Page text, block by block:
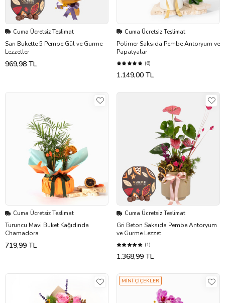
Cuma Ücretsiz Teslimat
Sarı Bukette 5 Pembe Gül ve Gurme
Lezzetler
969,98 TL
Cuma Ücretsiz Teslimat
Polimer Saksıda Pembe Antoryum ve
Papatyalar
(6)
1.149,00 TL
Cuma Ücretsiz Teslimat
Turuncu Mavi Buket Kağıdında
Chamadora
719,99 TL
Cuma Ücretsiz Teslimat
Gri Beton Saksıda Pembe Antoryum
ve Gurme Lezzet
(1)
1.368,99 TL
MİNİ ÇİÇEKLER